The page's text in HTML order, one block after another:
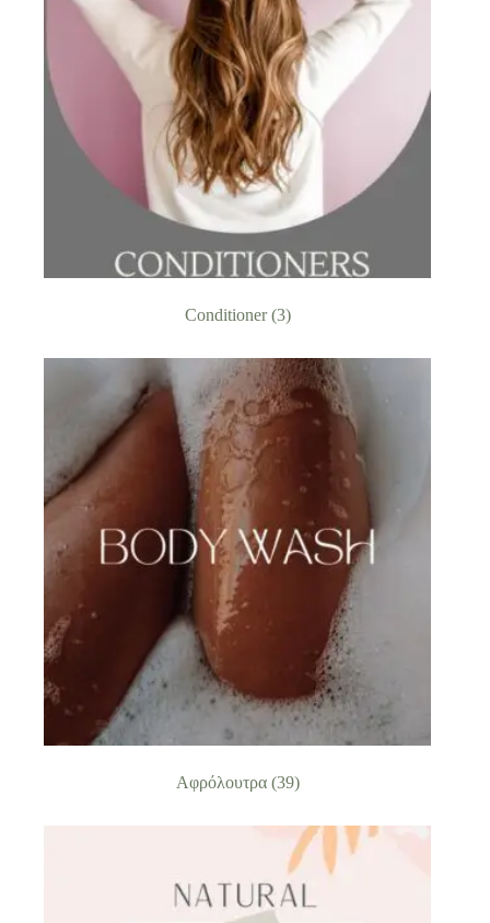
Conditioner(3)
Αφρόλουτρα (39)